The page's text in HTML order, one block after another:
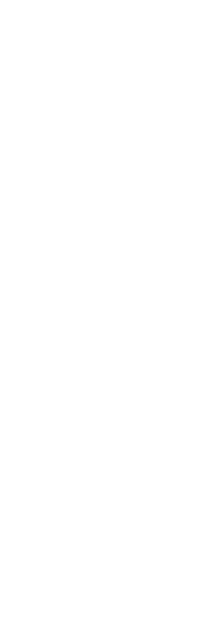
Kraftstoffe"